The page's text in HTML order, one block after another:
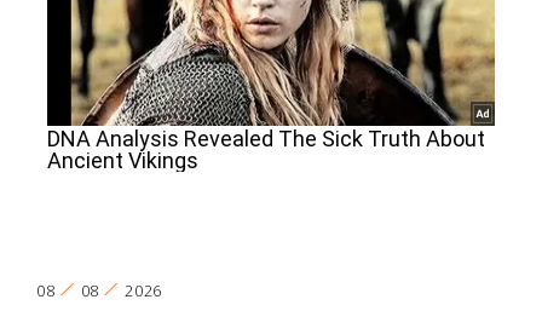
08 08 2026